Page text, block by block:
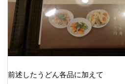
前述したうどん各品に加えて